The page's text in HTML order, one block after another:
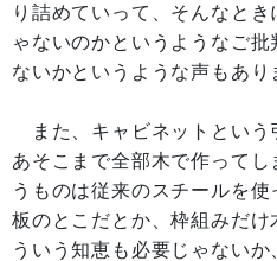
り詰めていって、そんなと
ゃないのかというようなご
ないかというような声もあり
また、キャビネットという
あそこまで全部木で作って
うものは従来のスチールを使
板のとこだとか、枠組みだ
ういう知恵も必要じゃないか